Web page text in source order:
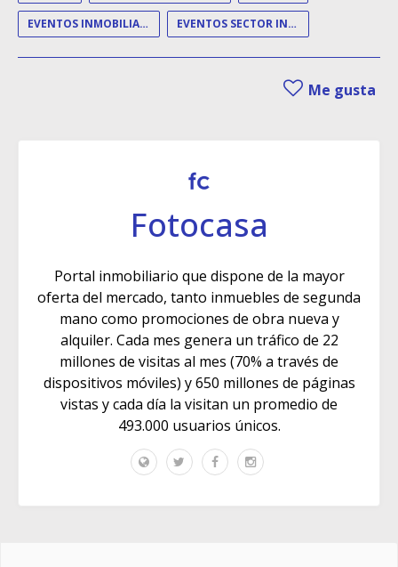
EVENTOS INMOBILIARIOS EVENTOS SECTOR INMOBILIARIO
Me gusta
Fotocasa
Portal inmobiliario que dispone de la mayor
oferta del mercado, tanto inmuebles de segunda
mano como promociones de obra nueva y
alquiler. Cada mes genera un tráfico de 22
millones de visitas al mes (70% a través de
dispositivos móviles) y 650 millones de páginas
vistas y cada día la visitan un promedio de
493.000 usuarios únicos.